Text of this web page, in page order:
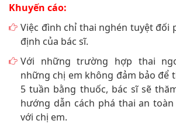
Khuyến cáo:
Việc đình chỉ thai nghén tuyệt đối
định của bác sĩ.
Với những trường hợp thai
những chị em không đảm bảo để
5 tuần bằng thuốc, bác sĩ sẽ
hướng dẫn cách phá thai an
với chị em.